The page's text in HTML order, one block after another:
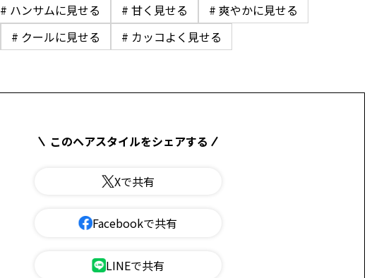
# ハンサムに見せる # 甘く見せる
# 爽やかに見せる
# クールに見せる # カッコよく見せる
このヘアスタイルをシェアする
Xで共有
Facebookで共有
LINEで共有